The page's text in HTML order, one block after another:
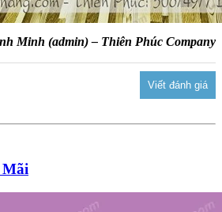
Minh (admin) – Thiên Phúc Company
Mãi